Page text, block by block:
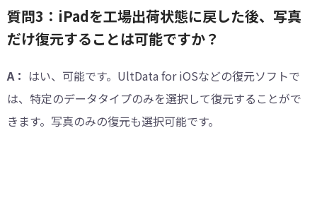
質問3：iPadを工場出荷状態に戻した後、写真
だけ復元することは可能ですか？
A： はい、可能です。UltData for iOSなどの復元ソフトで
は、特定のデータタイプのみを選択して復元することがで
きます。写真のみの復元も選択可能です。